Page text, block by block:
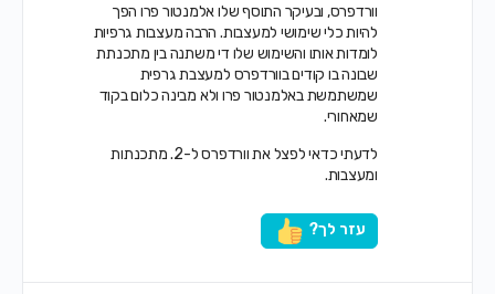
וורדפרס, ובעיקר התוסף שלו אלמנטור פרו הפך
להיות כלי שימושי למעצבות. הרבה מעצבות גרפיות
לומדות אותו והשימוש שלו די משתנה בין מתכנתת
שבונה בו קודים בוורדפרס למעצבת גרפית
שמשתמשת באלמנטור פרו ולא מבינה כלום בקוד
שמאחורי.
לדעתי כדאי לפצל את וורדפרס ל-2. מתכנתות
ומעצבות.
עזר לך?